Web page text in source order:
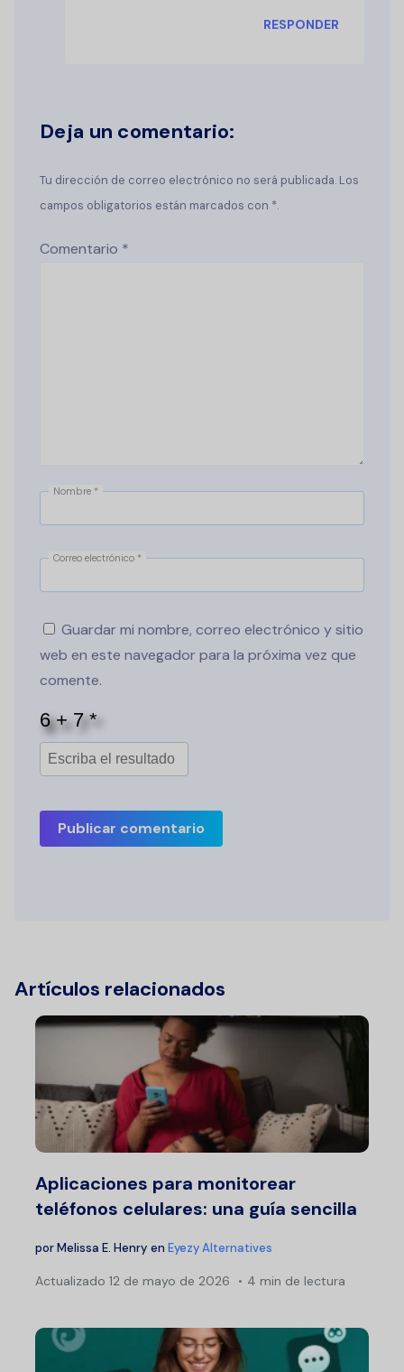
RESPONDER
Deja un comentario:
Tu dirección de correo electrónico no será publicada. Los
campos obligatorios están marcados con *.
Comentario *
Nombre *
Correo electrónico *
Guardar mi nombre, correo electrónico y sitio
web en este navegador para la próxima vez que
comente.
Publicar comentario
Artículos relacionados
Aplicaciones para monitorear
teléfonos celulares: una guía sencilla
porMelissa E. Henry en Eyezy Alternatives
Actualizado 12 de mayo de 2026 4 min de lectura